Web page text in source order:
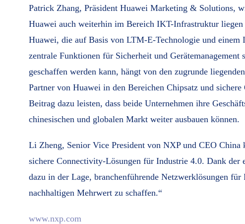
Patrick Zhang, Präsident Huawei Marketing & Solutions,
Huawei auch weiterhin im Bereich IKT-Infrastruktur
Huawei, die auf Basis von LTM-E-Technologie und
zentrale Funktionen für Sicherheit und
geschaffen werden kann, hängt von den zugrunde
Partner von Huawei in den Bereichen Chipsatz und
Beitrag dazu leisten, dass beide Unternehmen ihre
chinesischen und globalen Markt weiter ausbauen können.
Li Zheng, Senior Vice President von NXP und CEO
sichere Connectivity-Lösungen für Industrie 4.0. Dank
dazu in der Lage, branchenführende Netzwerklösungen
nachhaltigen Mehrwert zu schaffen.“
www.nxp.com